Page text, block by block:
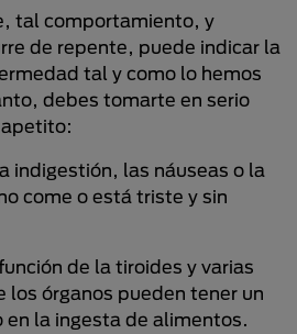
tal comportamiento, y
de repente, puede indicar la
tal y como lo hemos
debes tomarte en serio
indigestión, las náuseas o la
come o está triste y sin
de la tiroides y varias
los órganos pueden tener un
la ingesta de alimentos.